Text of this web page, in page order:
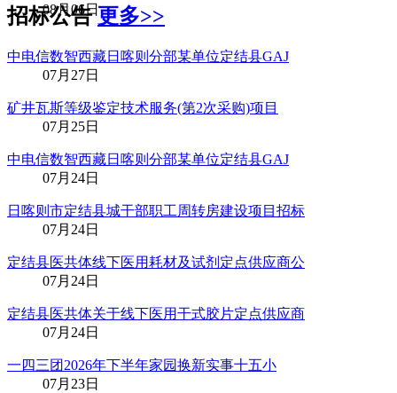
08月06日
招标公告 更多>>
中电信数智西藏日喀则分部某单位定结县GAJ
07月27日
矿井瓦斯等级鉴定技术服务(第2次采购)项目
07月25日
中电信数智西藏日喀则分部某单位定结县GAJ
07月24日
日喀则市定结县城干部职工周转房建设项目招标
07月24日
定结县医共体线下医用耗材及试剂定点供应商公
07月24日
定结县医共体关于线下医用干式胶片定点供应商
07月24日
一四三团2026年下半年家园换新实事十五小
07月23日